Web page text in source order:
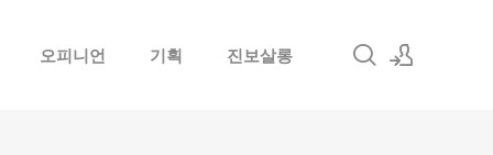
오피니언 기획 진보살롱